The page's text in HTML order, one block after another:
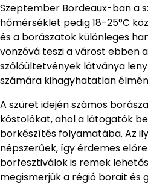
Szeptember Bordeaux-ban a
hőmérséklet pedig 18-25°C
és a borászatok különleges
vonzóvá teszi a várost ebben
szőlőültetvények látványa
számára kihagyhatatlan
A szüret idején számos
kóstolókat, ahol a látogatók
borkészítés folyamatába. Az
népszerűek, így érdemes
borfesztiválok is remek
megismerjük a régió borait és